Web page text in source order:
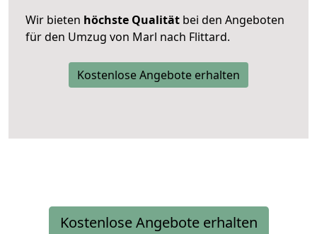
Wir bieten höchste Qualität bei den Angeboten
für den Umzug von Marl nach Flittard.
Kostenlose Angebote erhalten
Kostenlose Angebote erhalten